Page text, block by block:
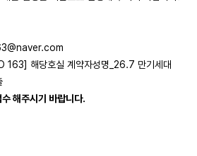
해당호실 계약자성명_26.7 만기세대
해주시기 바랍니다.